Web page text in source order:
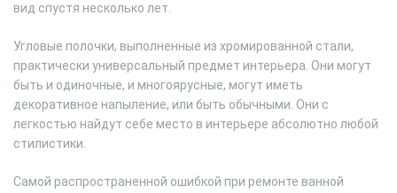
вид спустя несколько лет.
Угловые полочки, выполненные из хромированной стали,
практически универсальный предмет интерьера. Они могут
быть и одиночные, и многоярусные, могут иметь
декоративное напыление, или быть обычными. Они с
легкостью найдут себе место в интерьере абсолютно любой
стилистики.
Самой распространенной ошибкой при ремонте ванной